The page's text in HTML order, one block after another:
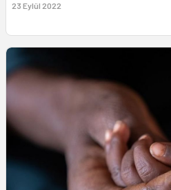
23 Eylül 2022